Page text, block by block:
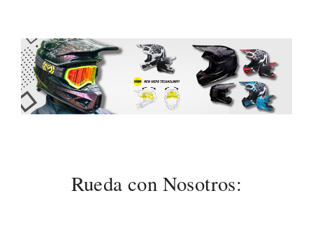
Rueda con Nosotros: